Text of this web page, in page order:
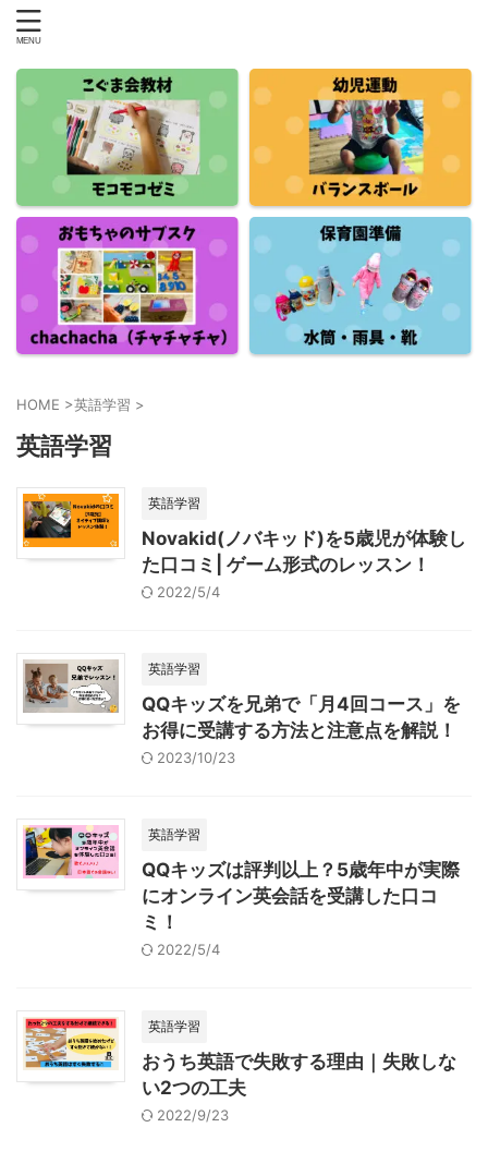
HOME >英語学習 >
英語学習
英語学習
Novakid(ノバキッド)を5歳児が体験し
た口コミ| ゲーム形式のレッスン！
2022/5/4
英語学習
QQキッズを兄弟で「月4回コース」を
お得に受講する方法と注意点を解説！
2023/10/23
英語学習
QQキッズは評判以上？5歳年中が実際
にオンライン英会話を受講した口コ
ミ！
2022/5/4
英語学習
おうち英語で失敗する理由｜失敗しな
い2つの工夫
2022/9/23